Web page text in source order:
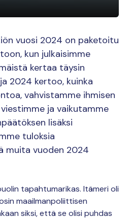
vuosi 2024 on paketoitu
kun julkaisimme
kertaa täysin
2024 kertoo, kuinka
vahvistamme ihmisen
ja vaikutamme
lisäksi
tuloksia
muita vuoden 2024
tapahtumarikas. Itämeri oli
maailmanpoliittisen
siksi, että se olisi puhdas